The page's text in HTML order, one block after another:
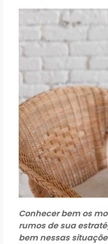
Conhecer bem os
rumos de sua
bem nessas